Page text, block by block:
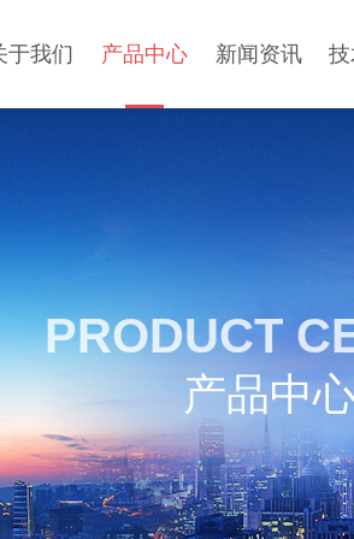
于我们 产品中心 新闻资讯
PRODUCT
产品中